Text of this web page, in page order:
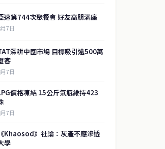
速第744次聚餐會 好友高朋滿座
7日
深耕中國市場 目標吸引逾500萬
客
7日
價格凍結 15公斤氣瓶維持423
7日
《Khaosod》社論：灰產不應滲透
學